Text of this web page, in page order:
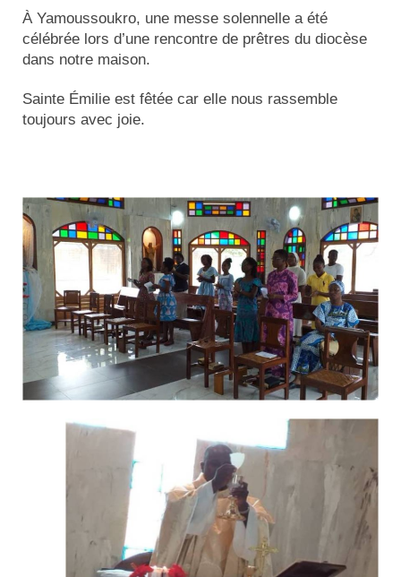
Tutelle
À Yamoussoukro, une messe solennelle a été
célébrée lors d’une rencontre de prêtres du diocèse
dans notre maison.
Sainte Émilie est fêtée car elle nous rassemble
toujours avec joie.